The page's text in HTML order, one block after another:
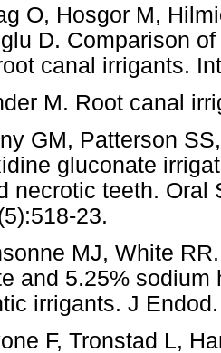
O, Hosgor M,
D. Comparison
canal irrigants.
M. Root canal
GM, Patterson
gluconate
necrotic teeth. Oral
23.
MJ, White
and 5.25%
irrigants. J
F, Tronstad L,